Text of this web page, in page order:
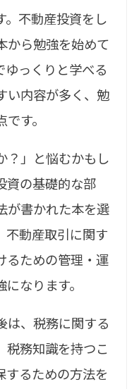
。不動産投資をし
から勉強を始めて
ゆっくりと学べる
い内容が多く、勉
す。
？」と悩むかもし
資の基礎的な部
が書かれた本を選
不動産取引に関す
るための管理・運
なります。
は、税務に関する
税務知識を持つこ
するための方法を